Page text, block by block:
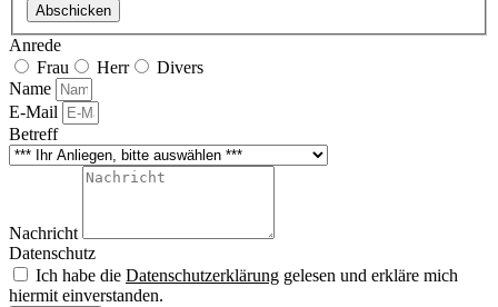
Abschicken
Anrede
Frau
Herr
Divers
Name
E-Mail
Betreff
Nachricht
Datenschutz
Ich habe die Datenschutzerklärung gelesen und erkläre mich
hiermit einverstanden.